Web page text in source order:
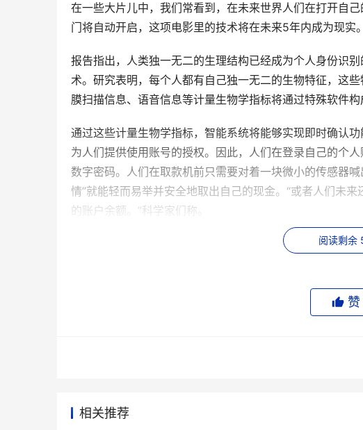
在一些大片儿中，我们常看到，在未来世界人们在打开自
门将自动开启，这项电影里的技术将在未来5年内成为现实。
报告指出，人类独一无二的生理结构已经成为个人身份识
术。研究表明，每个人都有自己独一无二的生物特征，这
膜扫描信息、语音信息等计量生物学指标将通过特殊软件构
通过这些计量生物学指标，智能系统将能够实现即时确认
为人们提供使用账号的授权。因此，人们在登录自己的个
数字密码。人们在取款机前只需要对着一块微小的传感器
情”就能轻而易举并安全地取出自己的现金。“或者人们未
的账户余额。”科学家们称。
来，这种技术只是科幻小说迷和电影迷的“一厢情愿”，但
面部表情、大脑兴奋和精神集中程度，甚至在人们的物理
阅读剩余
赞
相关推荐